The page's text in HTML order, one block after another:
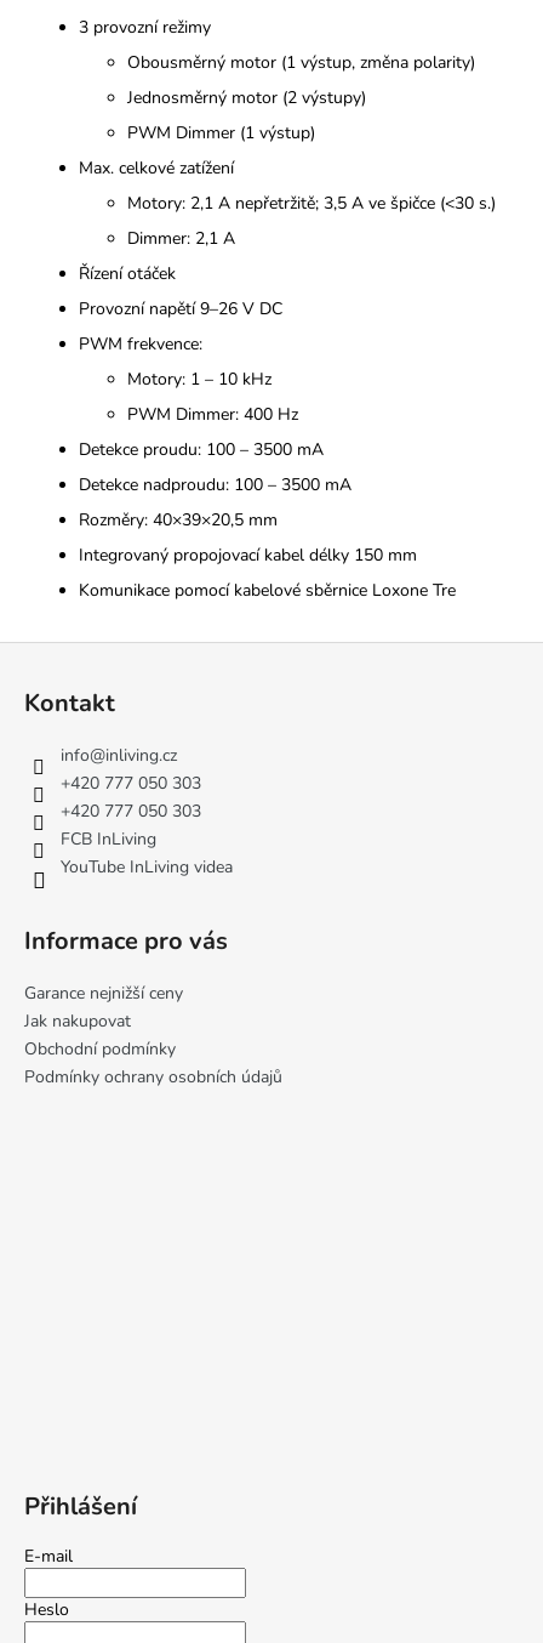
3 provozní režimy
Obousměrný motor (1 výstup, změna polarity)
Jednosměrný motor (2 výstupy)
PWM Dimmer (1 výstup)
Max. celkové zatížení
Motory: 2,1 A nepřetržitě; 3,5 A ve špičce (<30 s.)
Dimmer: 2,1 A
Řízení otáček
Provozní napětí 9–26 V DC
PWM frekvence:
Motory: 1 – 10 kHz
PWM Dimmer: 400 Hz
Detekce proudu: 100 – 3500 mA
Detekce nadproudu: 100 – 3500 mA
Rozměry: 40×39×20,5 mm
Integrovaný propojovací kabel délky 150 mm
Komunikace pomocí kabelové sběrnice Loxone Tre
Kontakt
info@inliving.cz
+420 777 050 303
+420 777 050 303
FCB InLiving
YouTube InLiving videa
Informace pro vás
Garance nejnižší ceny
Jak nakupovat
Obchodní podmínky
Podmínky ochrany osobních údajů
Přihlášení
E-mail
Heslo